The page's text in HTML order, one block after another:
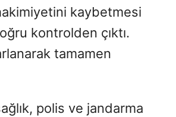
kaybetmesi
kontrolden çıktı.
tamamen
polis ve jandarma